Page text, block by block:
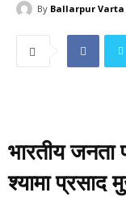
By Ballarpur Varta
भारतीय जनता
श्यामा प्रसाद